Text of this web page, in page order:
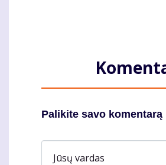
Palikite savo komentarą
Jūsų vardas